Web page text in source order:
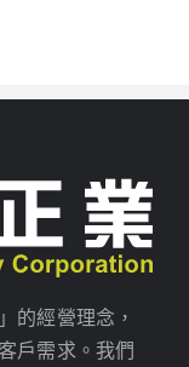
的經營理念，
戶需求。我們